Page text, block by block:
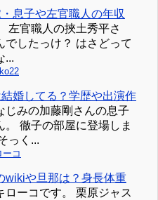
息子や左官職人の年収
左官職人の挾土秀平さ
でしたっけ？ はさどって
...
婚してる？学歴や出演作
じみの加藤剛さんの息子
。 徹子の部屋に登場しま
っく...
ーコ
wikiや旦那は？身長体重
ローコです。 栗原ジャス